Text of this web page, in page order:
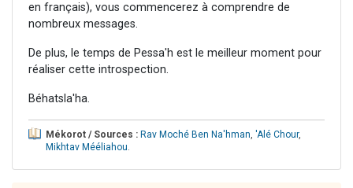
en français), vous commencerez à comprendre de
nombreux messages.
De plus, le temps de Pessa'h est le meilleur moment pour
réaliser cette introspection.
Béhatsla'ha.
Mékorot / Sources : Rav Moché Ben Na'hman, 'Alé Chour,
Mikhtav Mééliahou.